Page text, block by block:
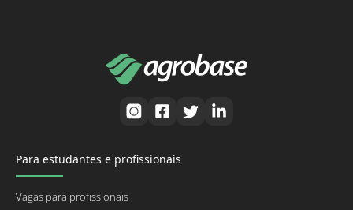
Para estudantes e profissionais
Vagas para profissionais